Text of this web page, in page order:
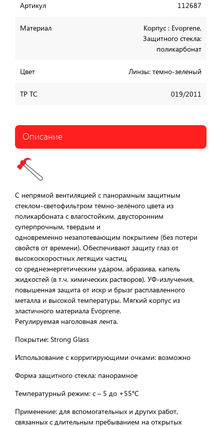
Артикул 112687
Материал
Корпус : Evoprene,
Защитного стекла:
поликарбонат
Цвет Линзы: темно-зеленый
ТР ТС 019/2011
Описание
С непрямой вентиляцией с панорамным защитным
стеклом-светофильтром тёмно-зелёного цвета из
поликарбоната с влагостойким, двусторонним
суперпрочным, твердым и
одновременно незапотевающим покрытием (без потери
свойств от времени). Обеспечивают защиту глаз от
высокоскоростных летящих частиц
со среднеэнергетическим ударом, абразива, капель
жидкостей (в т.ч. химических растворов), УФ-излучения,
повышенная защита от искр и брызг расплавленного
металла и высокой температуры. Мягкий корпус из
эластичного материала Evoprene.
Регулируемая наголовная лента.
Покрытие: Strong Glass
Использование с корригирующими очками: возможно
Форма защитного стекла: панорамное
Температурный режим: с – 5 до +55°C
Применение: для вспомогательных и других работ,
связанных с длительным пребыванием на открытых